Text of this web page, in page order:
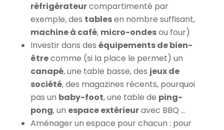
réfrigérateurcompartimenté par
exemple, des tablesen nombre suffisant,
machine à café, micro-ondesou four)
Investir dans des équipements de bien-
êtrecomme (si la place le permet) un
canapé, une table basse, des jeux de
société, des magazines récents, pourquoi
pas un baby-foot, une table de ping-
pong, un espace extérieuravec BBQ …
Aménager un espace pour chacun : pour